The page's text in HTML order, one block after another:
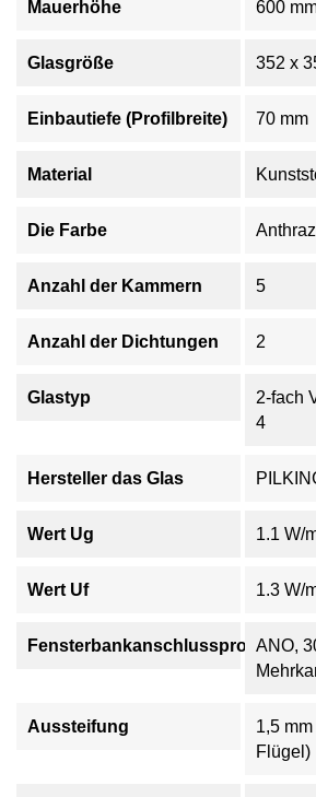
Mauerhöhe 600
Glasgröße 352 x
Einbautiefe (Profilbreite) 70 mm
Material
Die Farbe
Anzahl der Kammern 5
Anzahl der Dichtungen 2
Glastyp
2-fach
4
Hersteller das Glas
Wert Ug 1.1 W/
Wert Uf 1.3 W/
FensterbankanschlussprofilANO,
Aussteifung
1,5
Flügel)